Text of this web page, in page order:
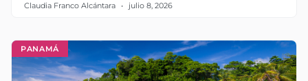
Claudia Franco Alcántara julio 8, 2026
PANAMÁ